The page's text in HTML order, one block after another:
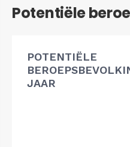
Potentiële
POTENTIËLE
JAAR